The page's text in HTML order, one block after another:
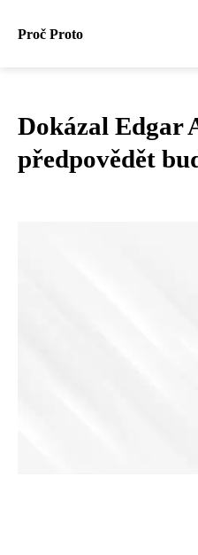
Proč Proto
Dokázal Edgar
předpovědět